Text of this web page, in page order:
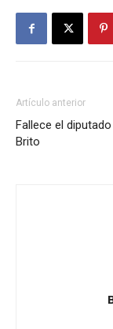
Artículo anterior
Fallece el
Brito